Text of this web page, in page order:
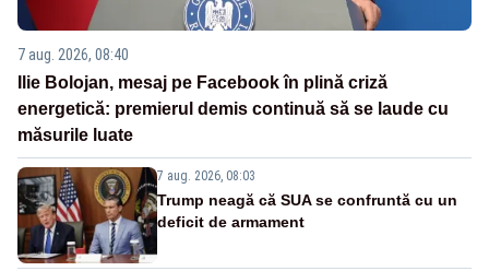
7 aug. 2026, 08:40
Ilie Bolojan, mesaj pe Facebook în plină criză
energetică: premierul demis continuă să se laude cu
măsurile luate
7 aug. 2026, 08:03
Trump neagă că SUA se confruntă cu un
deficit de armament